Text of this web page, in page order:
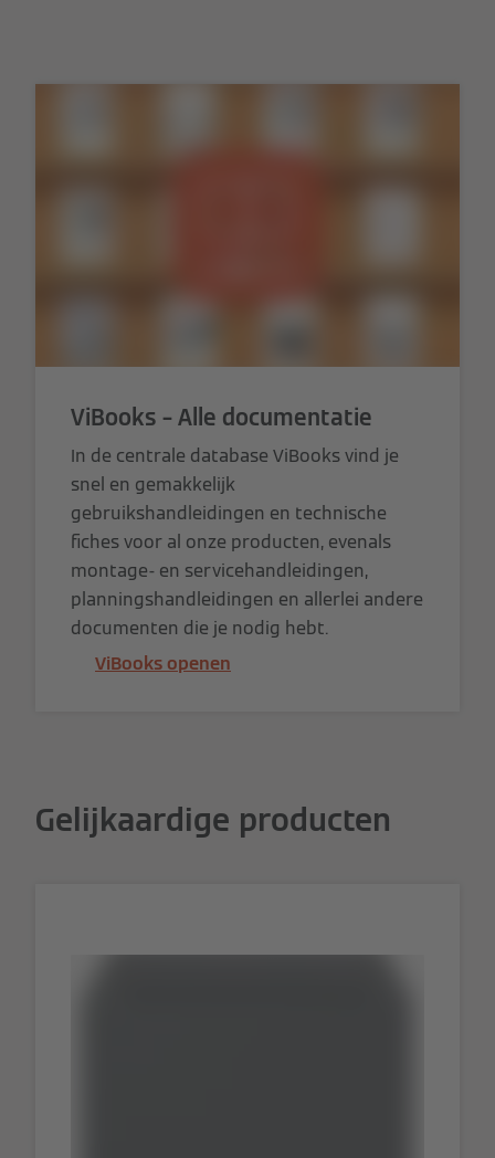
ViBooks – Alle documentatie
In de centrale database ViBooks vind je
snel en gemakkelijk
gebruikshandleidingen en technische
fiches voor al onze producten, evenals
montage- en servicehandleidingen,
planningshandleidingen en allerlei andere
documenten die je nodig hebt.
ViBooks openen
Gelijkaardige producten